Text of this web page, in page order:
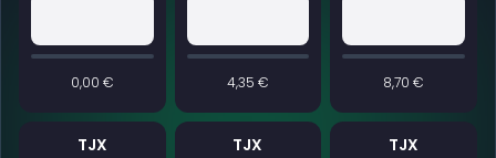
0,00 € 4,35 € 8,70 €
TJX TJX TJX